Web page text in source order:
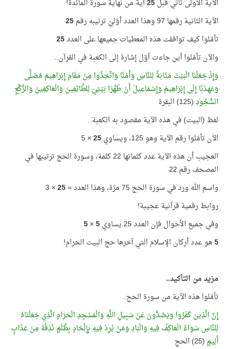
الآية الأولى تأتي قبل25آية من نهاية سورة المائدة!
الآية الثانية رقمها 97 وهذا العدد أوّليّ ترتيبه رقم
25
تأمّلوا كيف توافقت هذه المعطيات جميعها على العدد25
والآن تأمّلوا أين جاءت أوّل إشارة إلى الكعبة في القرآن..
وَإِذْ جَعَلْنَا الْبَيْتَ مَثَابَةً لِلنَّاسِ وَأَمْنًا وَاتَّخِذُوا مِنْ مَقَامِ إِبْرَاهِيمَ مُصَلًّى
وَعَهِدْنَا إِلَى إِبْرَاهِيمَ وَإِسْمَاعِيلَ أَنْ طَهِّرَا بَيْتِيَ لِلطَّائِفِينَ وَالْعَاكِفِينَ وَالرُّكَّعِ
السُّجُودِ(125) البقرة
لفظ (البيت) في هذه الآية مقصود به الكعبة..
الآن تأمّلوا رقم الآية وهو 125، ويساوي
25
× 5
العجيب أن هذه الآية عدد كلماتها 22 كلمة، وسورة الحج ترتيبها في
المصحف رقم 22
واسم الله ورد في سورة الحج 75 مرّة، وهذا العدد =
25
× 3
روابط رقمية قرآنية عجيبة!
وفي جميع الأحوال فإن العدد 25 يساوي
5
×
5
5هو عدد أركان الإسلام التي آخرها حج البيت الحرام!
مزيد من التأكيد..
تأمّلوا هذه الآية من سورة الحج..
إِنَّ الَّذِينَ كَفَرُوا وَيَصُدُّونَ عَنْ سَبِيلِ اللَّهِ وَالْمَسْجِدِ الْحَرَامِ الَّذِي جَعَلْنَاهُ
لِلنَّاسِ سَوَاءً الْعَاكِفُ فِيهِ وَالْبَادِ وَمَنْ يُرِدْ فِيهِ بِإِلْحَادٍ بِظُلْمٍ نُذِقْهُ مِنْ عَذَابٍ
أَلِيمٍ (25) الحج